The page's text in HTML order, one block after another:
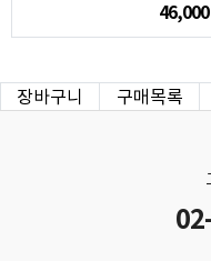
46,000
장바구니 구매목록